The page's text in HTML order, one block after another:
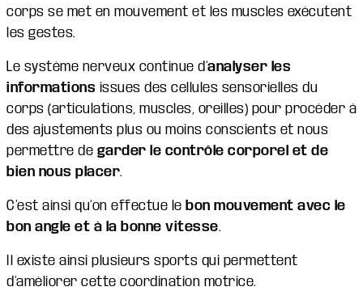
corps se met en mouvement et les muscles exécutent
les gestes.
Le système nerveux continue d’analyser les
informations issues des cellules sensorielles du
corps (articulations, muscles, oreilles) pour procéder à
des ajustements plus ou moins conscients et nous
permettre de garder le contrôle corporel et de
bien nous placer.
C’est ainsi qu’on effectue le bon mouvement avec le
bon angle et à la bonne vitesse.
Il existe ainsi plusieurs sports qui permettent
d’améliorer cette coordination motrice.